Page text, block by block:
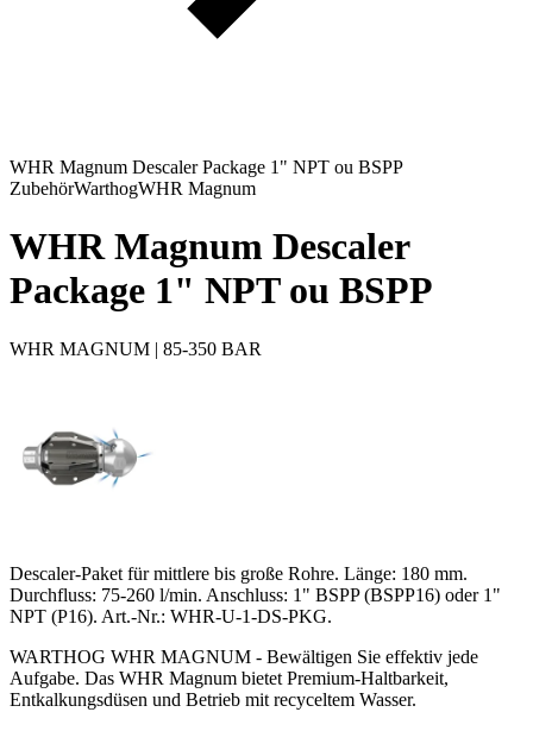
WHR Magnum Descaler Package 1" NPT ou BSPP
ZubehörWarthogWHR Magnum
WHR Magnum Descaler
Package 1" NPT ou BSPP
WHR MAGNUM | 85-350 BAR
Descaler-Paket für mittlere bis große Rohre. Länge: 180 mm.
Durchfluss: 75-260 l/min. Anschluss: 1" BSPP (BSPP16) oder 1"
NPT (P16). Art.-Nr.: WHR-U-1-DS-PKG.
WARTHOG WHR MAGNUM - Bewältigen Sie effektiv jede
Aufgabe. Das WHR Magnum bietet Premium-Haltbarkeit,
Entkalkungsdüsen und Betrieb mit recyceltem Wasser.